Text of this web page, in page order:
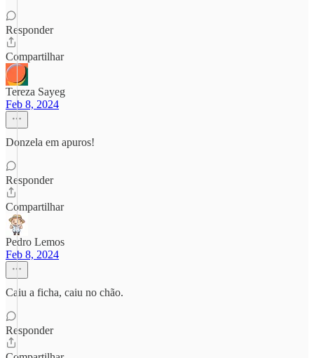
Responder
Compartilhar
Tereza Sayeg
Feb 8, 2024
Donzela em apuros!
Responder
Compartilhar
Pedro Lemos
Feb 8, 2024
Caiu a ficha, caiu no chão.
Responder